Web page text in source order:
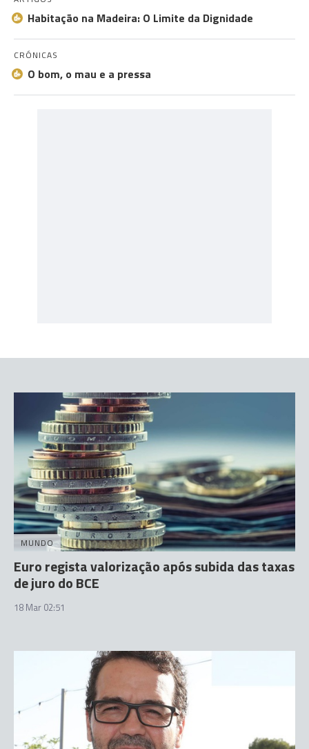
Habitação na Madeira: O Limite da Dignidade
CRÓNICAS
O bom, o mau e a pressa
MUNDO
Euro regista valorização após subida das taxas
de juro do BCE
18 Mar 02:51